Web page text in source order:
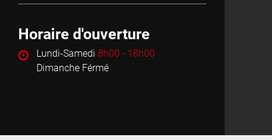
Horaire d'ouverture
Lundi-Samedi 8h00 - 18h00
Dimanche Férmé